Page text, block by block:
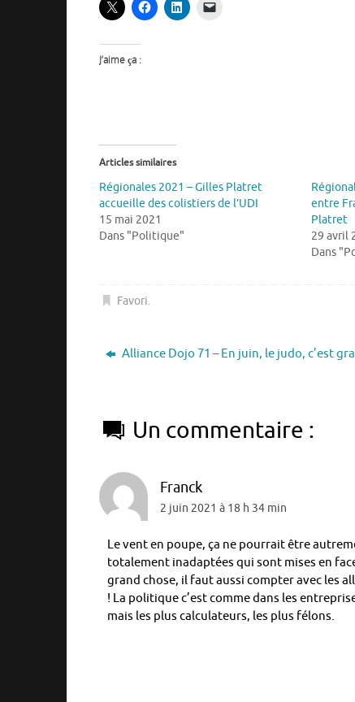
J’aime ça :
Articles similaires
Régionales 2021 – Gilles Platret
accueille des colistiers de l’UDI
15 mai 2021
Dans "Politique"
entre
Platret
29 avril
Dans
Favori.
Alliance Dojo 71 – En juin, le judo, c’est
Un commentaire :
Franck
2 juin 2021 à 18 h 34 min
Le vent en poupe, ça ne pourrait être
totalement inadaptées qui sont mises en
grand chose, il faut aussi compter avec les
! La politique c’est comme dans les
mais les plus calculateurs, les plus félons.